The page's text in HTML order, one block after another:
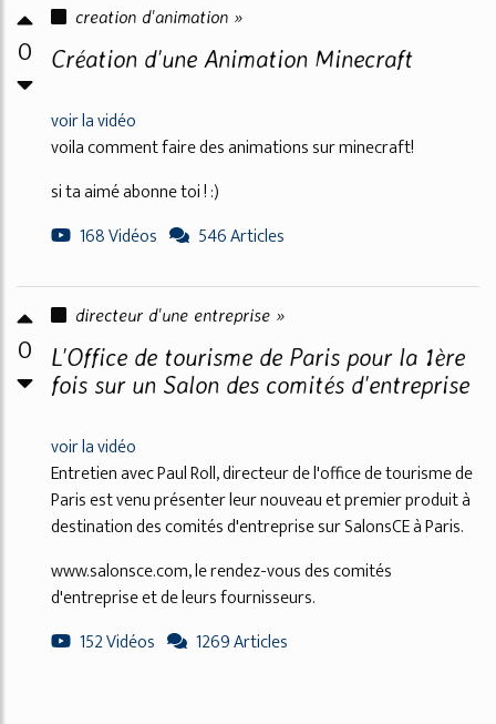
0
creation d'animation »
Création d'une Animation Minecraft
voir la vidéo
voila comment faire des animations sur minecraft!
si ta aimé abonne toi ! :)
168 Vidéos
546 Articles
0
directeur d'une entreprise »
L'Office de tourisme de Paris pour la 1ère
fois sur un Salon des comités d'entreprise
voir la vidéo
Entretien avec Paul Roll, directeur de l'office de tourisme de
Paris est venu présenter leur nouveau et premier produit à
destination des comités d'entreprise sur SalonsCE à Paris.
www.salonsce.com, le rendez-vous des comités
d'entreprise et de leurs fournisseurs.
152 Vidéos
1269 Articles